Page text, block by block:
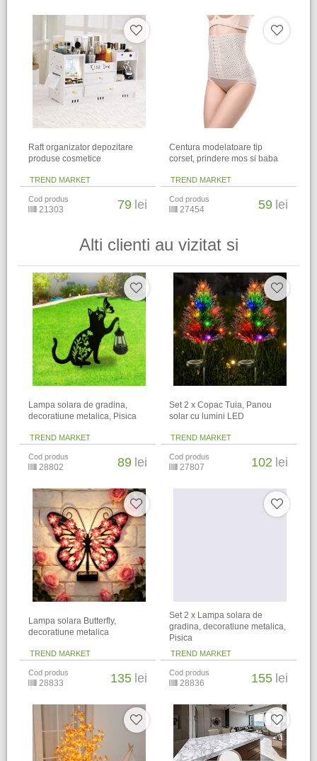
Raft organizator depozitare
produse cosmetice
TREND MARKET
Cod produs
21303 79 lei
Centura modelatoare tip
corset, prindere mos si baba
TREND MARKET
Cod produs
27454 59 lei
Alti clienti au vizitat si
Lampa solara de gradina,
decoratiune metalica, Pisica
TREND MARKET
Cod produs
28802 89 lei
Set 2 x Copac Tuia, Panou
solar cu lumini LED
TREND MARKET
Cod produs
27807 102 lei
Lampa solara Butterfly,
decoratiune metalica
TREND MARKET
Cod produs
28833 135 lei
Set 2 x Lampa solara de
gradina, decoratiune metalica,
Pisica
TREND MARKET
Cod produs
28836 155 lei